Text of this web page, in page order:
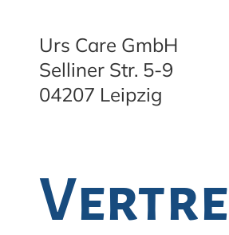
Urs Care GmbH
Selliner Str. 5-9
04207 Leipzig